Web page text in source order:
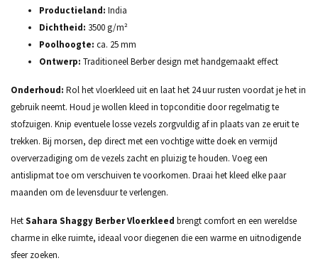
Productieland: India
Dichtheid: 3500 g/m²
Poolhoogte: ca. 25 mm
Ontwerp: Traditioneel Berber design met handgemaakt effect
Onderhoud: Rol het vloerkleed uit en laat het 24 uur rusten voordat je het in
gebruik neemt. Houd je wollen kleed in topconditie door regelmatig te
stofzuigen. Knip eventuele losse vezels zorgvuldig af in plaats van ze eruit te
trekken. Bij morsen, dep direct met een vochtige witte doek en vermijd
oververzadiging om de vezels zacht en pluizig te houden. Voeg een
antislipmat toe om verschuiven te voorkomen. Draai het kleed elke paar
maanden om de levensduur te verlengen.
HetSahara Shaggy Berber Vloerkleed brengt comfort en een wereldse
charme in elke ruimte, ideaal voor diegenen die een warme en uitnodigende
sfeer zoeken.